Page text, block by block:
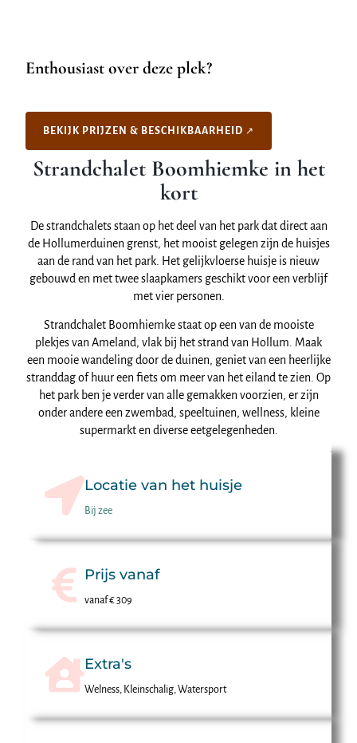
Strandchalet Boomhiemke in het
kort
De strandchalets staan op het deel van het park dat direct aan
de Hollumerduinen grenst, het mooist gelegen zijn de huisjes
aan de rand van het park. Het gelijkvloerse huisje is nieuw
gebouwd en met twee slaapkamers geschikt voor een verblijf
met vier personen.
Strandchalet Boomhiemke staat op een van de mooiste
plekjes van Ameland, vlak bij het strand van Hollum. Maak
een mooie wandeling door de duinen, geniet van een heerlijke
stranddag of huur een fiets om meer van het eiland te zien. Op
het park ben je verder van alle gemakken voorzien, er zijn
onder andere een zwembad, speeltuinen, wellness, kleine
supermarkt en diverse eetgelegenheden.
Enthousiast over deze plek?
BEKIJK PRIJZEN & BESCHIKBAARHEID
Locatie van het huisje
Bij zee
Prijs vanaf
vanaf € 309
Extra's
Welness, Kleinschalig, Watersport